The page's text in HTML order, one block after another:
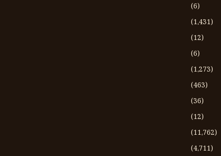
(6)
(1،431)
(12)
(6)
(1،273)
(463)
(36)
(12)
(11،762)
(4،711)